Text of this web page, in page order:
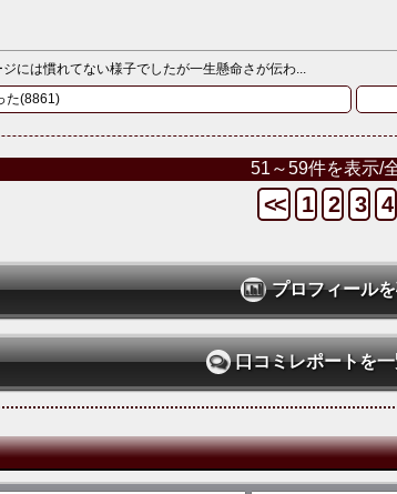
には慣れてない様子でしたが一生懸命さが伝わ...
た(8861)
51～59件を表示/
<< 1 2 3 4
プロフィール
口コミレポートを